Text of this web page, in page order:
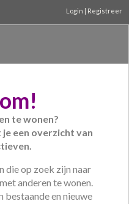
Login | Registreer
te wonen?
een overzicht van
die op zoek zijn naar
anderen te wonen.
bestaande en nieuwe